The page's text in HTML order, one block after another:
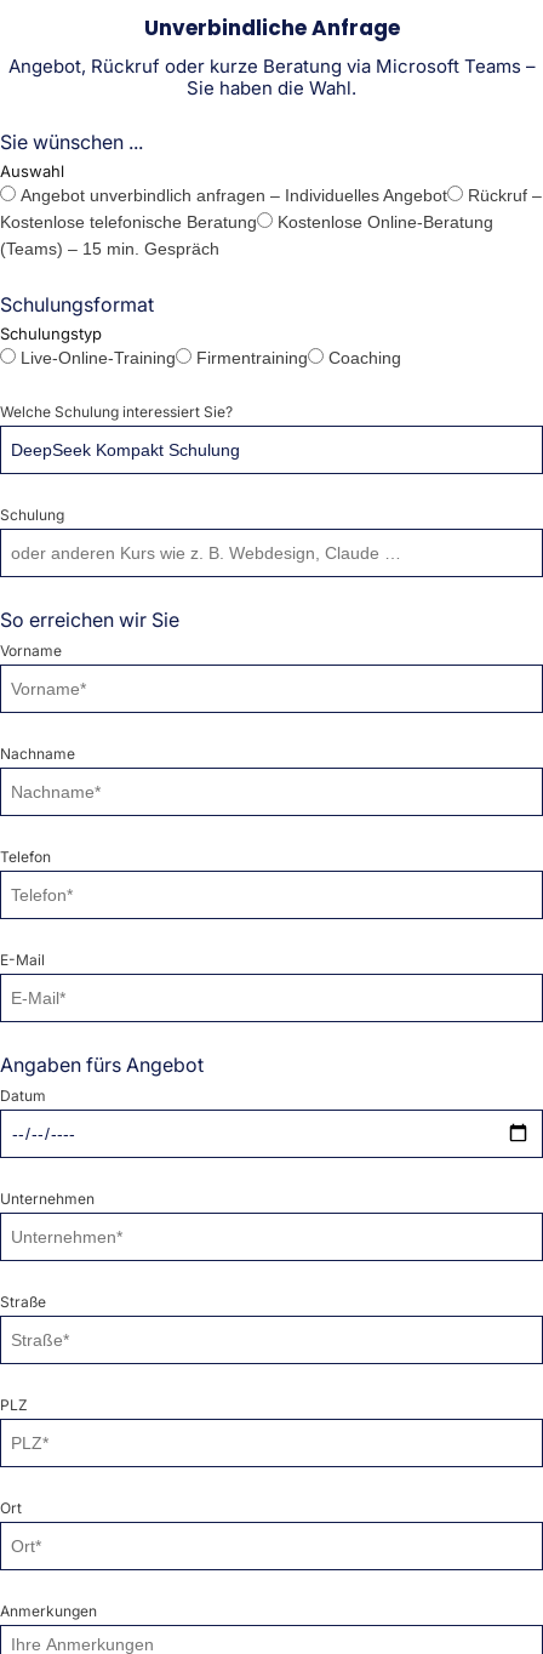
Unverbindliche Anfrage
Angebot, Rückruf oder kurze Beratung via Microsoft Teams –
Sie haben die Wahl.
Sie wünschen ...
Auswahl
Angebot unverbindlich anfragen – Individuelles Angebot
Rückruf –
Kostenlose telefonische Beratung
Kostenlose Online-Beratung
(Teams) – 15 min. Gespräch
Schulungsformat
Schulungstyp
Live-Online-Training
Firmentraining Coaching
Welche Schulung interessiert Sie?
Schulung
So erreichen wir Sie
Vorname
Nachname
Telefon
E-Mail
Angaben fürs Angebot
Datum
Unternehmen
Straße
PLZ
Ort
Anmerkungen